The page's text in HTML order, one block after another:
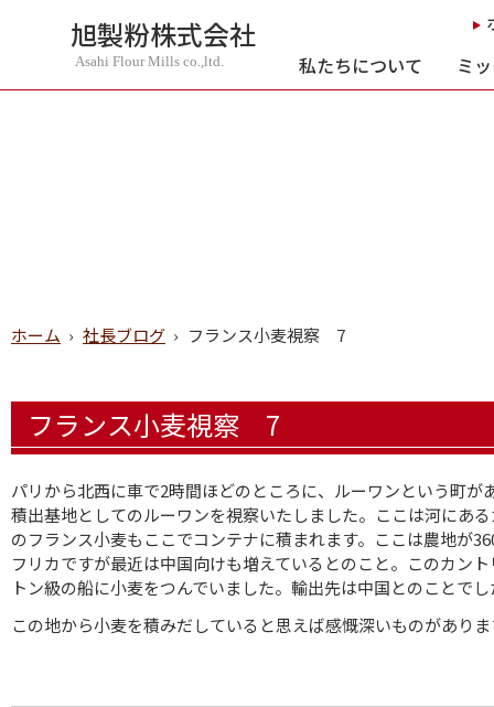
旭製粉株式会社
Asahi Flour Mills co.,ltd. 私たちについて ミ
ホーム › 社長ブログ › フランス小麦視察 7
フランス小麦視察 7
パリから北西に車で2時間ほどのところに、ルーワンという町
積出基地としてのルーワンを視察いたしました。ここは河にあ
のフランス小麦もここでコンテナに積まれます。ここは農地が
フリカですが最近は中国向けも増えているとのこと。このカン
トン級の船に小麦をつんでいました。輸出先は中国とのことで
この地から小麦を積みだしていると思えば感慨深いものがあり